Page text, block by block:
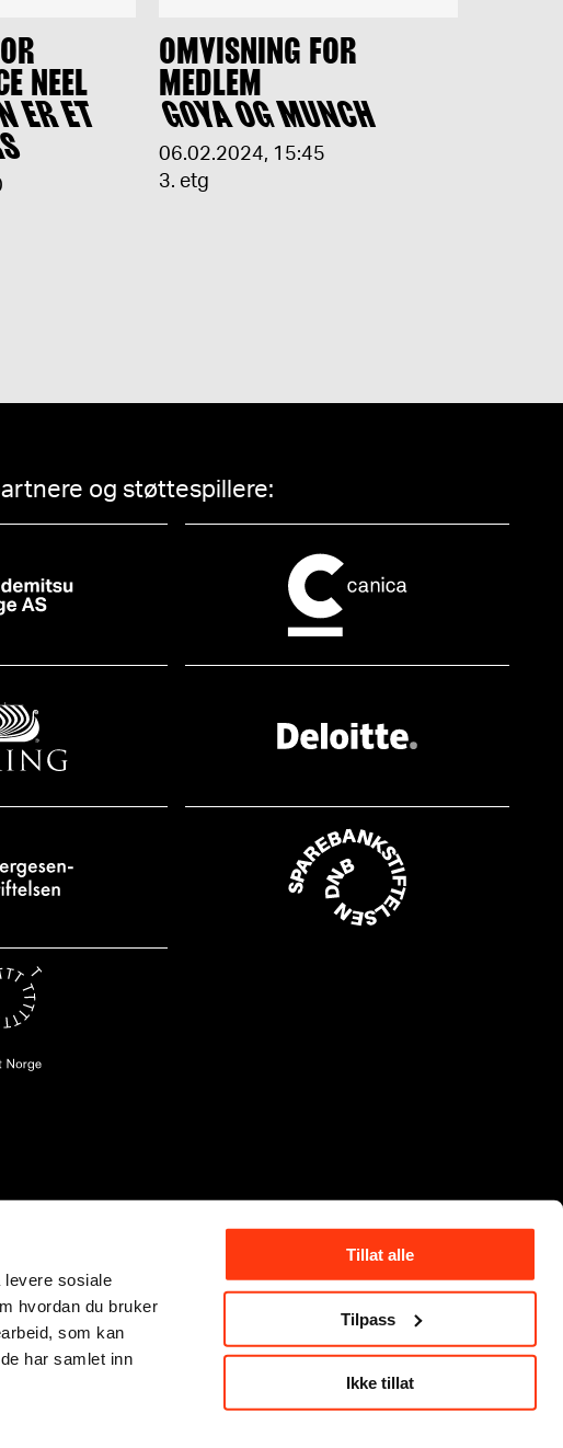
levere sosiale
hvordan du bruker
som kan
har samlet inn
Tillat alle
Tilpass
Ikke tillat
NEEL
ER ET
OMVISNING FOR
MEDLEM
GOYA OG MUNCH
06.02.2024, 15:45
3. etg
og støttespillere: